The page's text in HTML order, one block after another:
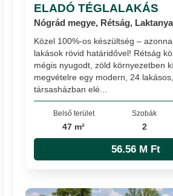
ELADÓ TÉGLALAKÁS
Nógrád megye, Rétság,
Közel 100%-os készültség –
lakások rövid határidővel! Rétság
mégis nyugodt, zöld környezetben
megvételre egy modern, 24
társasházban elé...
Belső terület
47 m²
Szobák
2
56.56 M Ft